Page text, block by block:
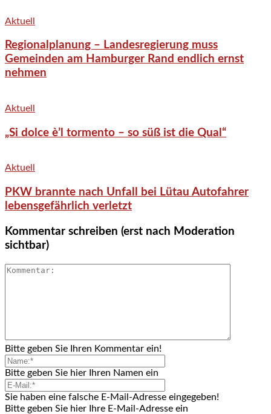
Aktuell
Regionalplanung – Landesregierung muss
Gemeinden am Hamburger Rand endlich ernst
nehmen
Aktuell
„Si dolce è’l tormento – so süß ist die Qual“
Aktuell
PKW brannte nach Unfall bei Lütau Autofahrer
lebensgefährlich verletzt
Kommentar schreiben (erst nach Moderation
sichtbar)
Bitte geben Sie Ihren Kommentar ein!
Bitte geben Sie hier Ihren Namen ein
Sie haben eine falsche E-Mail-Adresse eingegeben!
Bitte geben Sie hier Ihre E-Mail-Adresse ein